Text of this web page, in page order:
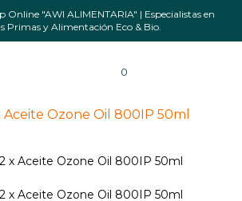
Online "AWI ALIMENTARIA" | Especialistas en
Primas y Alimentación Eco & Bio.
0